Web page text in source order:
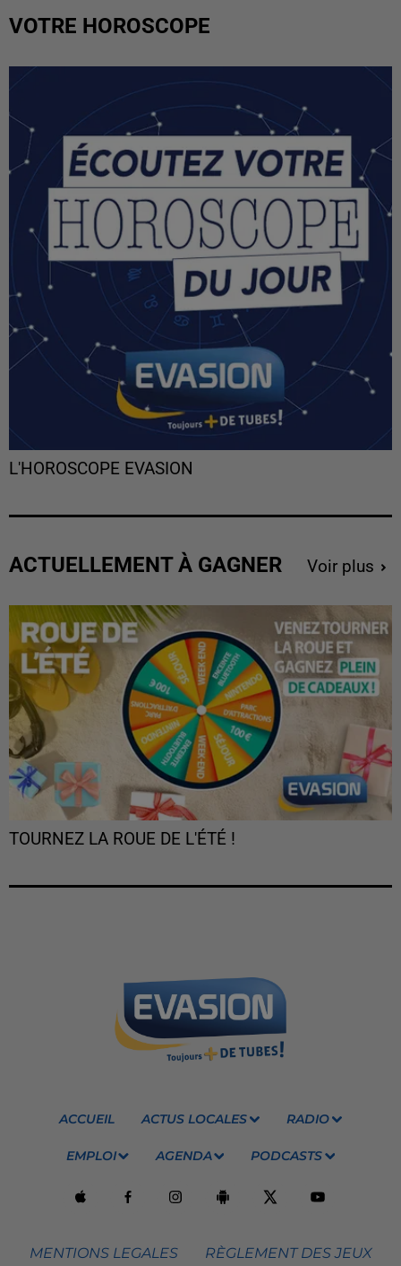
VOTRE HOROSCOPE
L'HOROSCOPE EVASION
ACTUELLEMENT À GAGNER Voir plus
TOURNEZ LA ROUE DE L'ÉTÉ !
ACCUEIL ACTUS LOCALES RADIO
EMPLOI AGENDA PODCASTS
MENTIONS LEGALES RÈGLEMENT DES JEUX